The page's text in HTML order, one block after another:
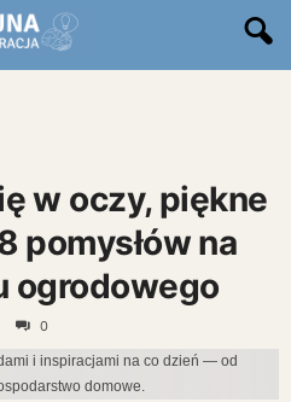
w oczy, piękne
pomysłów na
ogrodowego
0
i inspiracjami na co dzień — od
domowe.